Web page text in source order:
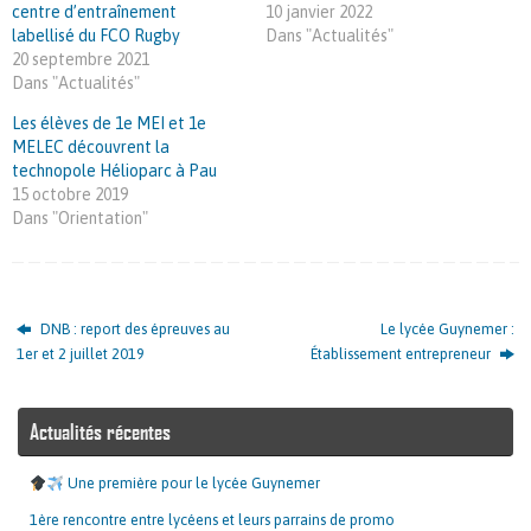
centre d’entraînement
labellisé du FCO Rugby
20 septembre 2021
Dans "Actualités"
10 janvier 2022
Dans "Actualités"
Les élèves de 1e MEI et 1e
MELEC découvrent la
technopole Hélioparc à Pau
15 octobre 2019
Dans "Orientation"
DNB : report des épreuves au
1er et 2 juillet 2019
Le lycée Guynemer :
Établissement entrepreneur
Actualités récentes
Une première pour le lycée Guynemer
1ère rencontre entre lycéens et leurs parrains de promo